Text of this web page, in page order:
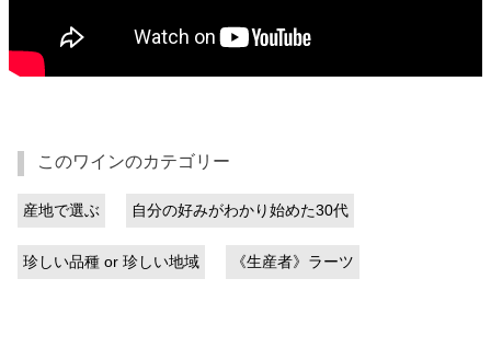
このワインのカテゴリー
産地で選ぶ 自分の好みがわかり始めた30代
珍しい品種 or 珍しい地域 《生産者》ラーツ